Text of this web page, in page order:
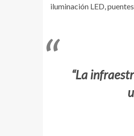
iluminación LED,
“La